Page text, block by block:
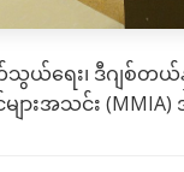
ေး၊ ဒီဂျစ်တယ်နှ
င်များအသင်း